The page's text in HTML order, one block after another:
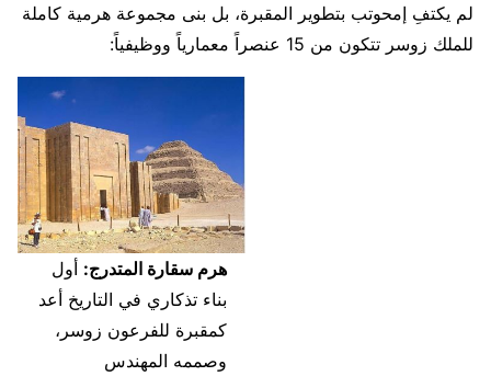
لم يكتفِ إمحوتب بتطوير المقبرة، بل بنى مجموعة هرمية كاملة
للملك زوسر تتكون من 15 عنصراً معمارياً ووظيفياً:
هرم سقارة المتدرج: أول
بناء تذكاري في التاريخ أعد
كمقبرة للفرعون زوسر،
وصممه المهندس